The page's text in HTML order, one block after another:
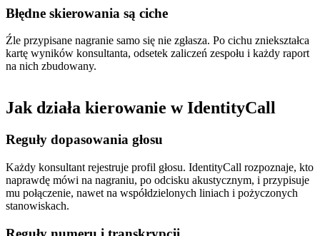
Błędne skierowania są ciche
Źle przypisane nagranie samo się nie zgłasza. Po cichu zniekształca
kartę wyników konsultanta, odsetek zaliczeń zespołu i każdy raport
na nich zbudowany.
Jak działa kierowanie w IdentityCall
Reguły dopasowania głosu
Każdy konsultant rejestruje profil głosu. IdentityCall rozpoznaje, kto
naprawdę mówi na nagraniu, po odcisku akustycznym, i przypisuje
mu połączenie, nawet na współdzielonych liniach i pożyczonych
stanowiskach.